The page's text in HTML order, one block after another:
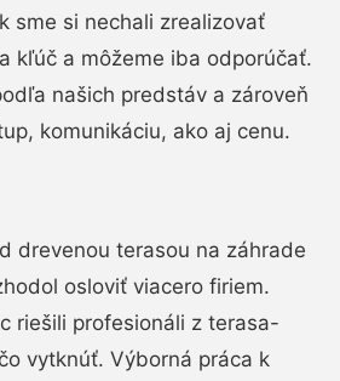
sme si nechali zrealizovať
kľúč a môžeme iba odporúčať.
našich predstáv a zároveň
komunikáciu, ako aj cenu.
drevenou terasou na záhrade
osloviť viacero firiem.
riešili profesionáli z terasa-
vytknúť. Výborná práca k